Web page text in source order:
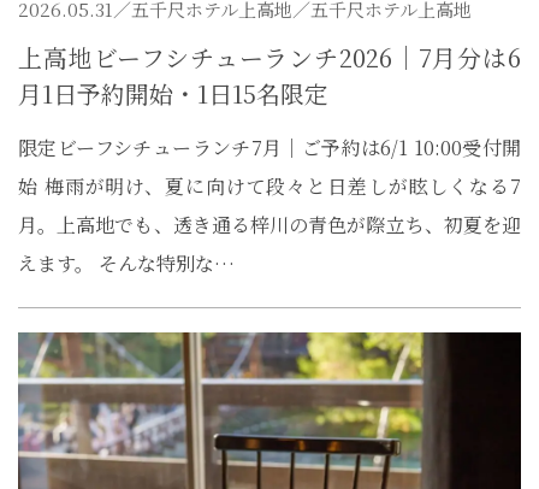
2026.05.31／五千尺ホテル上高地／五千尺ホテル上高地
上高地ビーフシチューランチ2026｜7月分は6
月1日予約開始・1日15名限定
限定ビーフシチューランチ7月｜ご予約は6/1 10:00受付開
始 梅雨が明け、夏に向けて段々と日差しが眩しくなる7
月。上高地でも、透き通る梓川の青色が際立ち、初夏を迎
えます。 そんな特別な…